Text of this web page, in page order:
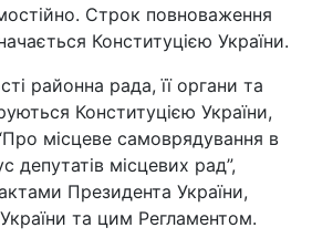
Строк повноваження
Конституцією України.
районна рада, її органи та
Конституцією України,
місцеве самоврядування в
депутатів місцевих рад”,
Президента України,
України та цим Регламентом.